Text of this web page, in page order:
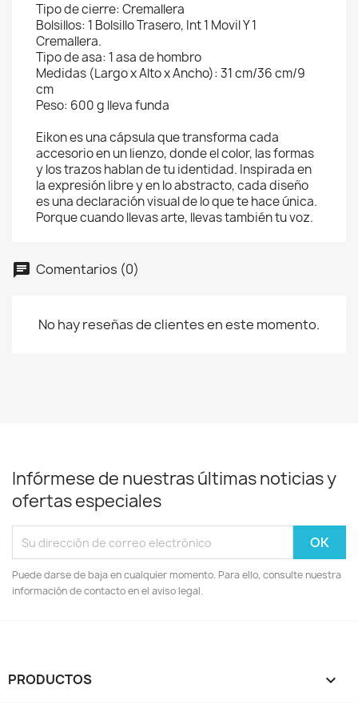
Tipo de cierre: Cremallera
Bolsillos: 1 Bolsillo Trasero, Int 1 Movil Y 1
Cremallera.
Tipo de asa: 1 asa de hombro
Medidas (Largo x Alto x Ancho): 31 cm/36 cm/9
cm
Peso: 600 g lleva funda
Eikon es una cápsula que transforma cada
accesorio en un lienzo, donde el color, las formas
y los trazos hablan de tu identidad. Inspirada en
la expresión libre y en lo abstracto, cada diseño
es una declaración visual de lo que te hace única.
Porque cuando llevas arte, llevas también tu voz.
Comentarios (0)
No hay reseñas de clientes en este momento.
Infórmese de nuestras últimas noticias y
ofertas especiales
Puede darse de baja en cualquier momento. Para ello, consulte nuestra
información de contacto en el aviso legal.
PRODUCTOS 